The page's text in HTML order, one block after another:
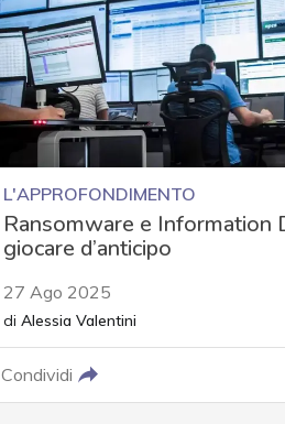
L'APPROFONDIMENTO
Ransomware e Information
giocare d’anticipo
27 Ago 2025
di Alessia Valentini
Condividi